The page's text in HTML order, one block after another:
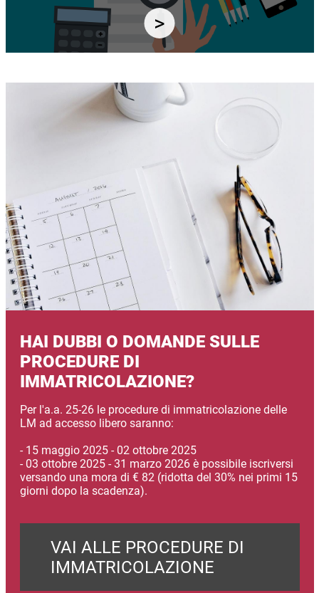
HAI DUBBI O DOMANDE SULLE
PROCEDURE DI
IMMATRICOLAZIONE?
Per l'a.a. 25-26 le procedure di immatricolazione delle
LM ad accesso libero saranno:
- 15 maggio 2025 - 02 ottobre 2025
- 03 ottobre 2025 - 31 marzo 2026 è possibile iscriversi
versando una mora di € 82 (ridotta del 30% nei primi 15
giorni dopo la scadenza).
VAI ALLE PROCEDURE DI
IMMATRICOLAZIONE